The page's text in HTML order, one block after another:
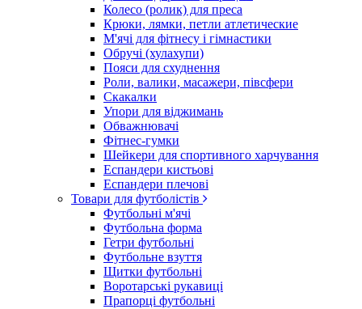
Колесо (ролик) для преса
Крюки, лямки, петли атлетические
М'ячі для фітнесу і гімнастики
Обручі (хулахупи)
Пояси для схуднення
Роли, валики, масажери, півсфери
Скакалки
Упори для віджимань
Обважнювачі
Фітнес-гумки
Шейкери для спортивного харчування
Еспандери кистьові
Еспандери плечові
Товари для футболістів
Футбольні м'ячі
Футбольна форма
Гетри футбольні
Футбольне взуття
Щитки футбольні
Воротарські рукавиці
Прапорці футбольні